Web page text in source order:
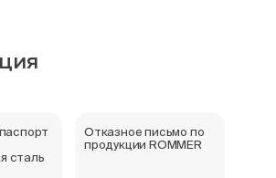
сталь
Отказное письмо по
продукции ROMMER